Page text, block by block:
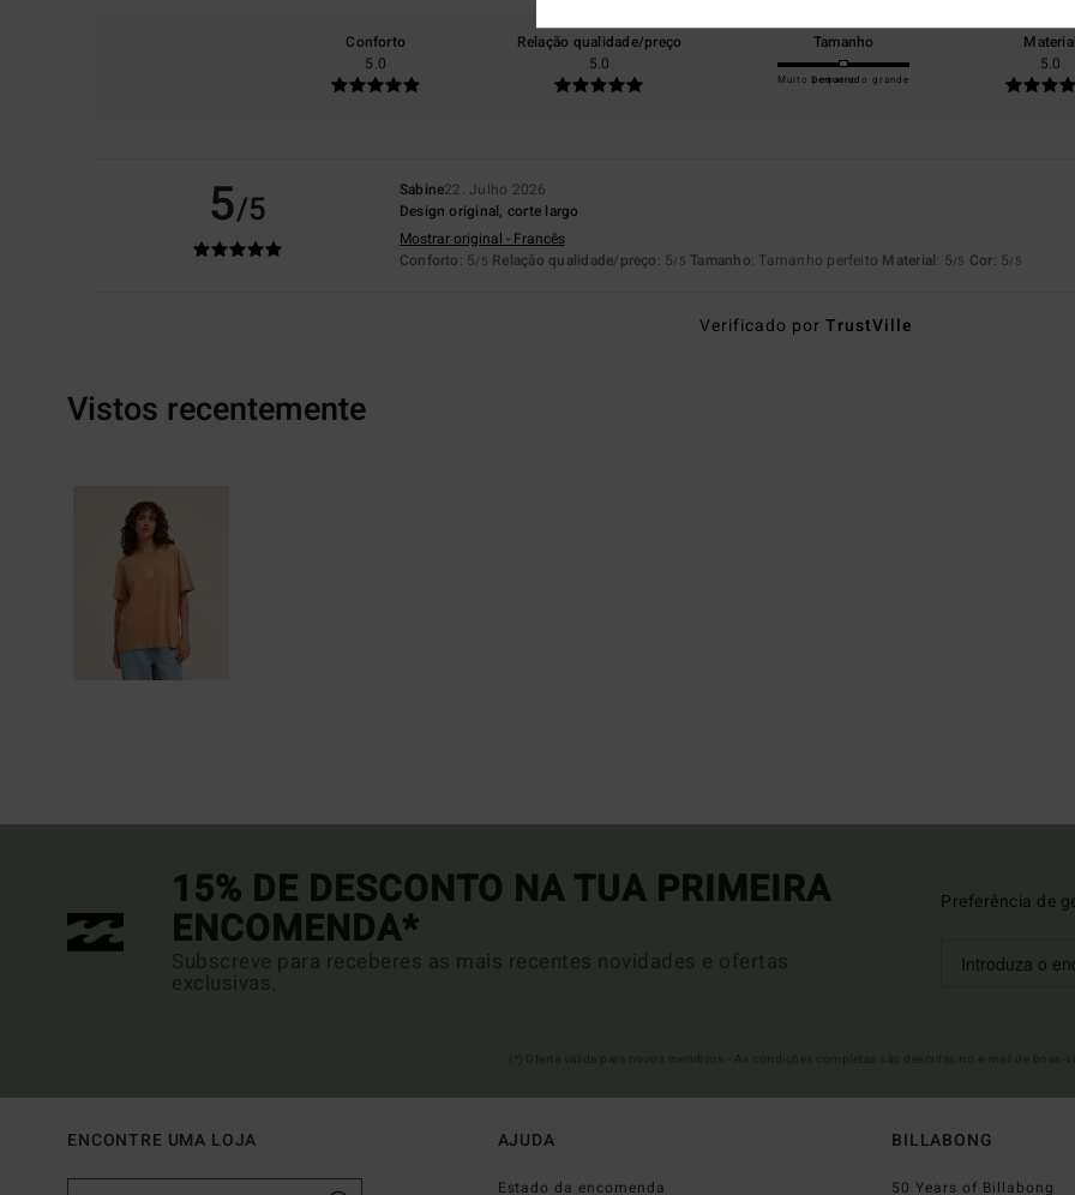
Conforto
5.0
Relação qualidade/preço
5.0
Tamanho
Muito pequeno
Demasiado grande
Material
5.0
5/5 Sabine22. Julho 2026
Design original, corte largo
Mostrar original - Francês
Conforto: 5/5 Relação qualidade/preço: 5/5 Tamanho: Tamanho perfeito Material: 5/5 Cor: 5/5
Verificado por TrustVille
Vistos recentemente
15% DE DESCONTO NA TUA PRIMEIRA
ENCOMENDA*
Subscreve para receberes as mais recentes novidades e ofertas
exclusivas.
Preferência de
ENCONTRE UMA LOJA AJUDA
Estado da encomenda
BILLABONG
50 Years of Billabong